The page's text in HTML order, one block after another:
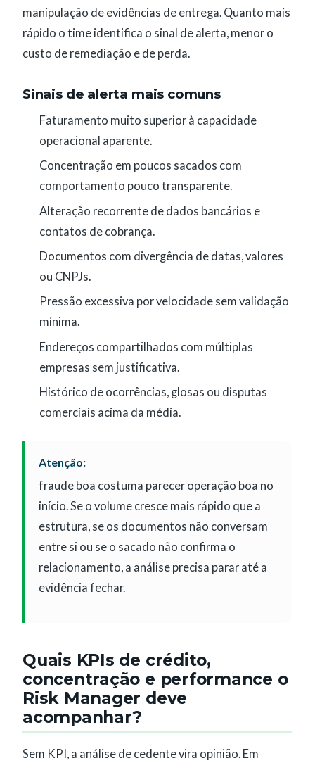
manipulação de evidências de entrega. Quanto mais
rápido o time identifica o sinal de alerta, menor o
custo de remediação e de perda.
Sinais de alerta mais comuns
Faturamento muito superior à capacidade
operacional aparente.
Concentração em poucos sacados com
comportamento pouco transparente.
Alteração recorrente de dados bancários e
contatos de cobrança.
Documentos com divergência de datas, valores
ou CNPJs.
Pressão excessiva por velocidade sem validação
mínima.
Endereços compartilhados com múltiplas
empresas sem justificativa.
Histórico de ocorrências, glosas ou disputas
comerciais acima da média.
Atenção:
fraude boa costuma parecer operação boa no
início. Se o volume cresce mais rápido que a
estrutura, se os documentos não conversam
entre si ou se o sacado não confirma o
relacionamento, a análise precisa parar até a
evidência fechar.
Quais KPIs de crédito,
concentração e performance o
Risk Manager deve
acompanhar?
Sem KPI, a análise de cedente vira opinião. Em